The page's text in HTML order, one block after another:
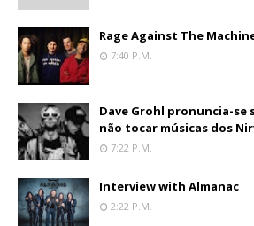
Rage Against The
7:40 P.m.
Dave Grohl pronuncia-se
não tocar músicas dos
7:22 P.m.
Interview with Almanac
2:22 P.m.